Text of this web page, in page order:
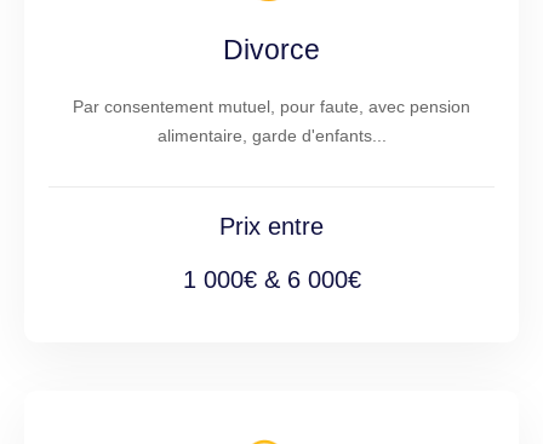
Divorce
Par consentement mutuel, pour faute, avec pension
alimentaire, garde d'enfants...
Prix entre
1 000€ & 6 000€